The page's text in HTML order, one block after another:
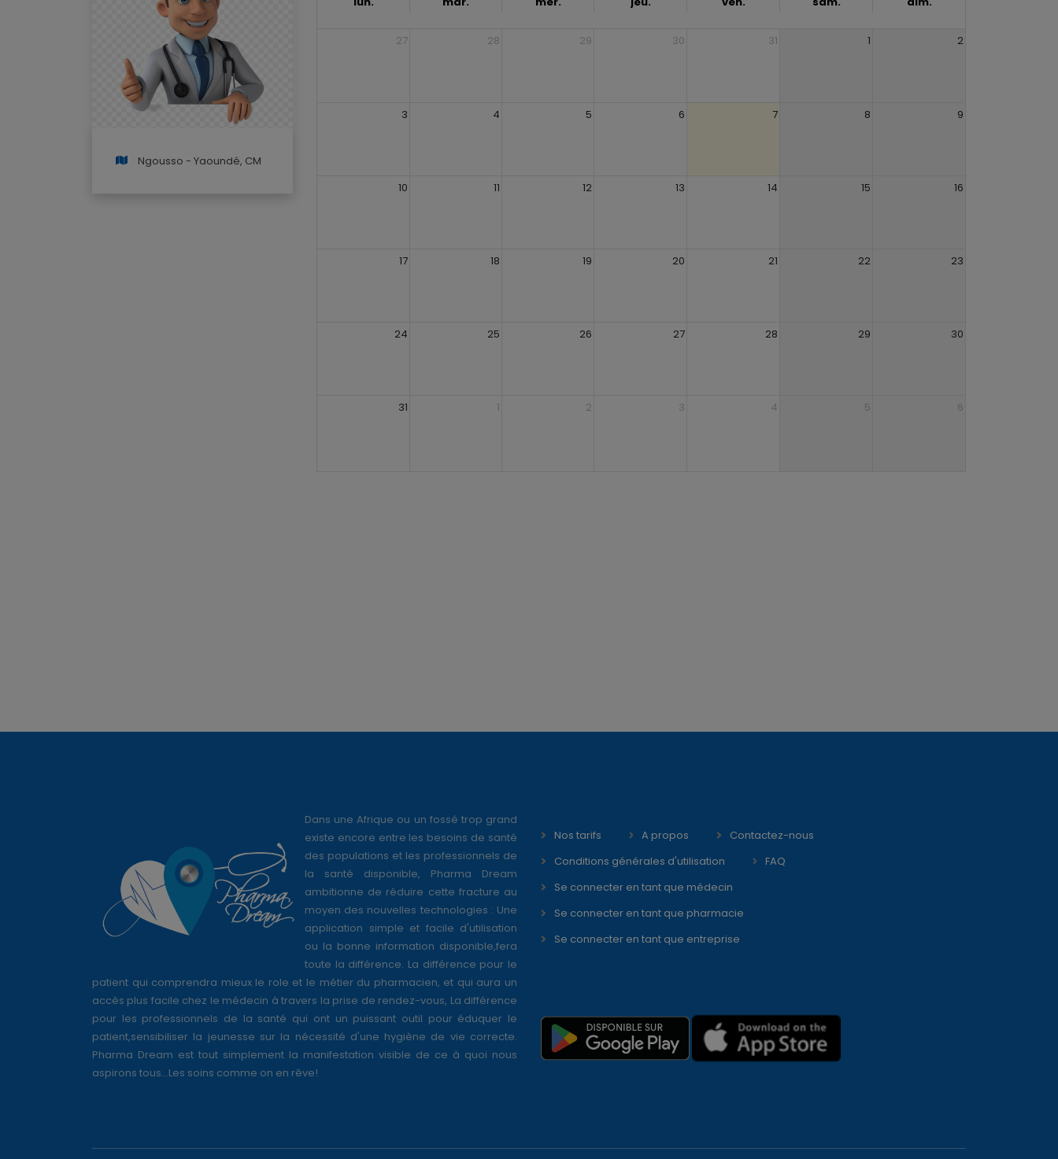
Ngousso - Yaoundé, CM
27 28 29 30 31 1 2
3 4 5 6 7 8 9
10 11 12 13 14 15 16
17 18 19 20 21 22 23
24 25 26 27 28 29 30
31 1 2 3 4 5 6
Dans une Afrique ou un fossé trop grand
existe encore entre les besoins de santé
des populations et les professionnels de
la santé disponible, Pharma Dream
ambitionne de réduire cette fracture au
moyen des nouvelles technologies : Une
application simple et facile d'utilisation
ou la bonne information disponible,fera
toute la différence. La différence pour le
patient qui comprendra mieux le role et le métier du pharmacien, et qui aura un
accès plus facile chez le médecin à travers la prise de rendez-vous, La différence
pour les professionnels de la santé qui ont un puissant outil pour éduquer le
patient,sensibiliser la jeunesse sur la nécessité d'une hygiène de vie correcte.
Pharma Dream est tout simplement la manifestation visible de ce à quoi nous
aspirons tous...Les soins comme on en rêve!
Nos tarifs A propos
Contactez-nous
Conditions générales d'utilisation
FAQ
Se connecter en tant que médecin
Se connecter en tant que pharmacie
Se connecter en tant que entreprise